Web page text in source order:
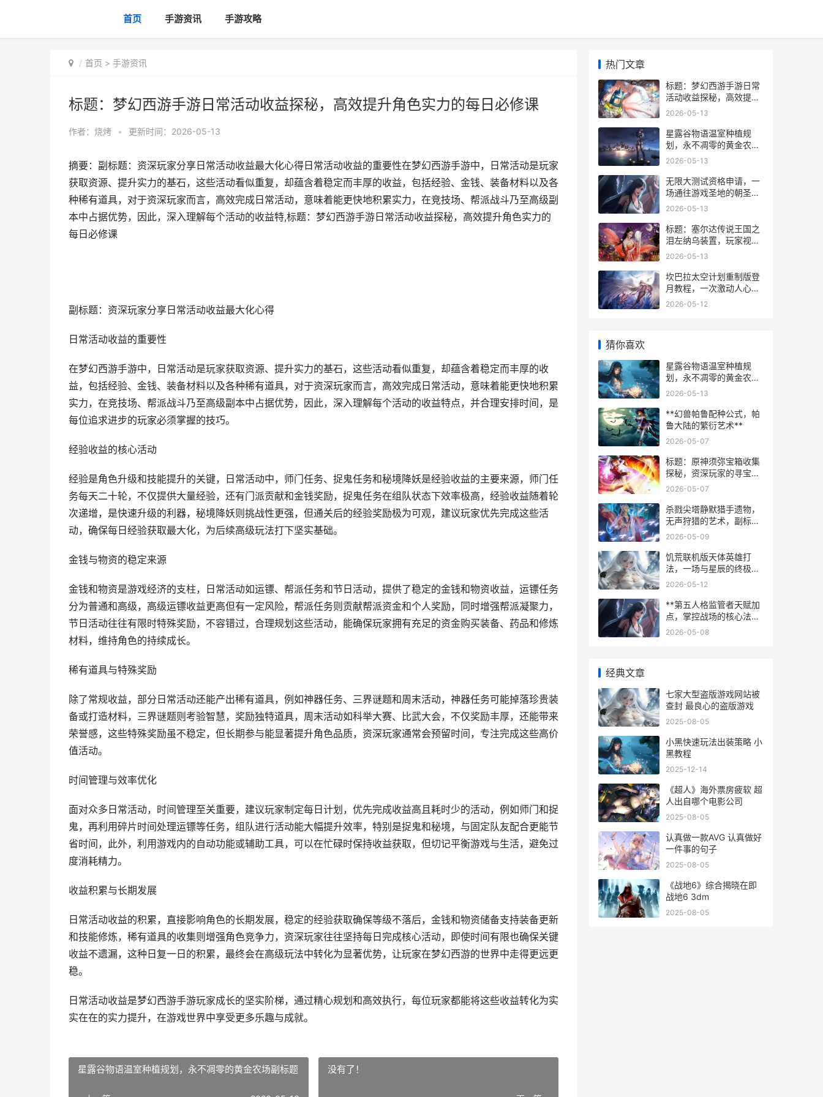
首页 手游资讯 手游攻略
首页 > 手游资讯
标题：梦幻西游手游日常活动收益探秘，高效提升角色实力的每日必修课
作者： 烧烤 • 更新时间：2026-05-13
摘要：副标题：资深玩家分享日常活动收益最大化心得日常活动收益的重要性在梦幻西游手游中，日常活动是玩家
获取资源、提升实力的基石，这些活动看似重复，却蕴含着稳定而丰厚的收益，包括经验、金钱、装备材料以及各
种稀有道具，对于资深玩家而言，高效完成日常活动，意味着能更快地积累实力，在竞技场、帮派战斗乃至高级副
本中占据优势，因此，深入理解每个活动的收益特,标题：梦幻西游手游日常活动收益探秘，高效提升角色实力的
每日必修课
副标题：资深玩家分享日常活动收益最大化心得
日常活动收益的重要性
在梦幻西游手游中，日常活动是玩家获取资源、提升实力的基石，这些活动看似重复，却蕴含着稳定而丰厚的收
益，包括经验、金钱、装备材料以及各种稀有道具，对于资深玩家而言，高效完成日常活动，意味着能更快地积累
实力，在竞技场、帮派战斗乃至高级副本中占据优势，因此，深入理解每个活动的收益特点，并合理安排时间，是
每位追求进步的玩家必须掌握的技巧。
经验收益的核心活动
经验是角色升级和技能提升的关键，日常活动中，师门任务、捉鬼任务和秘境降妖是经验收益的主要来源，师门任
务每天二十轮，不仅提供大量经验，还有门派贡献和金钱奖励，捉鬼任务在组队状态下效率极高，经验收益随着轮
次递增，是快速升级的利器，秘境降妖则挑战性更强，但通关后的经验奖励极为可观，建议玩家优先完成这些活
动，确保每日经验获取最大化，为后续高级玩法打下坚实基础。
金钱与物资的稳定来源
金钱和物资是游戏经济的支柱，日常活动如运镖、帮派任务和节日活动，提供了稳定的金钱和物资收益，运镖任务
分为普通和高级，高级运镖收益更高但有一定风险，帮派任务则贡献帮派资金和个人奖励，同时增强帮派凝聚力，
节日活动往往有限时特殊奖励，不容错过，合理规划这些活动，能确保玩家拥有充足的资金购买装备、药品和修炼
材料，维持角色的持续成长。
稀有道具与特殊奖励
除了常规收益，部分日常活动还能产出稀有道具，例如神器任务、三界谜题和周末活动，神器任务可能掉落珍贵装
备或打造材料，三界谜题则考验智慧，奖励独特道具，周末活动如科举大赛、比武大会，不仅奖励丰厚，还能带来
荣誉感，这些特殊奖励虽不稳定，但长期参与能显著提升角色品质，资深玩家通常会预留时间，专注完成这些高价
值活动。
时间管理与效率优化
面对众多日常活动，时间管理至关重要，建议玩家制定每日计划，优先完成收益高且耗时少的活动，例如师门和捉
鬼，再利用碎片时间处理运镖等任务，组队进行活动能大幅提升效率，特别是捉鬼和秘境，与固定队友配合更能节
省时间，此外，利用游戏内的自动功能或辅助工具，可以在忙碌时保持收益获取，但切记平衡游戏与生活，避免过
度消耗精力。
收益积累与长期发展
日常活动收益的积累，直接影响角色的长期发展，稳定的经验获取确保等级不落后，金钱和物资储备支持装备更新
和技能修炼，稀有道具的收集则增强角色竞争力，资深玩家往往坚持每日完成核心活动，即使时间有限也确保关键
收益不遗漏，这种日复一日的积累，最终会在高级玩法中转化为显著优势，让玩家在梦幻西游的世界中走得更远更
稳。
日常活动收益是梦幻西游手游玩家成长的坚实阶梯，通过精心规划和高效执行，每位玩家都能将这些收益转化为实
实在在的实力提升，在游戏世界中享受更多乐趣与成就。
星露谷物语温室种植规划，永不凋零的黄金农场副标题 没有了！
热门文章
标题：梦幻西游手游日常
活动收益探秘，高效提升
角色实力的每日必修课
2026-05-13
星露谷物语温室种植规
划，永不凋零的黄金农场
副标题
2026-05-13
无限大测试资格申请，一
场通往游戏圣地的朝圣之
旅
2026-05-13
标题：塞尔达传说王国之
泪左纳乌装置，玩家视角
下的创造革命
2026-05-13
坎巴拉太空计划重制版登
月教程，一次激动人心的
虚拟航天之旅
2026-05-12
猜你喜欢
星露谷物语温室种植规
划，永不凋零的黄金农场
副标题
2026-05-13
**幻兽帕鲁配种公式，帕
鲁大陆的繁衍艺术**
2026-05-07
标题：原神须弥宝箱收集
探秘，资深玩家的寻宝心
得与策略分享副标题：从
弥宝藏的探索之道
2026-05-07
杀戮尖塔静默猎手遗物，
无声狩猎的艺术，副标
题，猎手之道在于取舍
2026-05-09
饥荒联机版天体英雄打
法，一场与星辰的终极对
决
2026-05-12
**第五人格监管者天赋加
点，掌控战场的核心法
则，副标题，追击与控场
2026-05-08
经典文章
七家大型盗版游戏网站被
查封 最良心的盗版游戏
2025-08-05
小黑快速玩法出装策略 小
黑教程
2025-12-14
《超人》海外票房疲软 超
人出自哪个电影公司
2025-08-05
认真做一款AVG 认真做好
一件事的句子
2025-08-05
《战地6》综合揭晓在即
战地6 3dm
2025-08-05